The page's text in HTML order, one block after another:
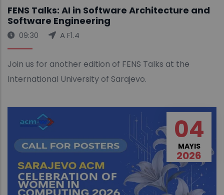
FENS Talks: AI in Software Architecture and
Software Engineering
09:30 A F1.4
Join us for another edition of FENS Talks at the
International University of Sarajevo.
04
MAYIS
2026